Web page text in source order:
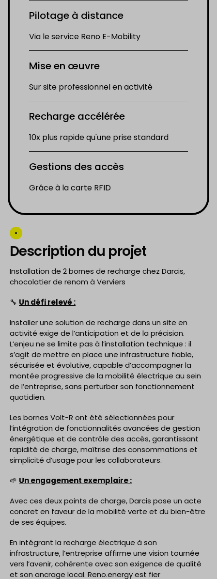
Pilotage à distance
Via le service Reno E-Mobility
Mise en œuvre
Sur site professionnel en activité
Recharge accélérée
10x plus rapide qu'une prise standard
Gestions des accès
Grâce à la carte RFID
Description du projet
Installation de 2 bornes de recharge chez Darcis,
chocolatier de renom à Verviers
🔧 Un défi relevé :
Installer une solution de recharge dans un site en
activité exige de l’anticipation et de la précision.
L’enjeu ne se limite pas à l’installation technique : il
s’agit de mettre en place une infrastructure fiable,
sécurisée et évolutive, capable d’accompagner la
montée progressive de la mobilité électrique au sein
de l’entreprise, sans perturber son fonctionnement
quotidien.
Les bornes Volt-R ont été sélectionnées pour
l’intégration de fonctionnalités avancées de gestion
énergétique et de contrôle des accès, garantissant
rapidité de charge, maîtrise des consommations et
simplicité d’usage pour les collaborateurs.
🌱 Un engagement exemplaire :
Avec ces deux points de charge, Darcis pose un acte
concret en faveur de la mobilité verte et du bien-être
de ses équipes.
En intégrant la recharge électrique à son
infrastructure, l’entreprise affirme une vision tournée
vers l’avenir, cohérente avec son exigence de qualité
et son ancrage local. Reno.energy est fier